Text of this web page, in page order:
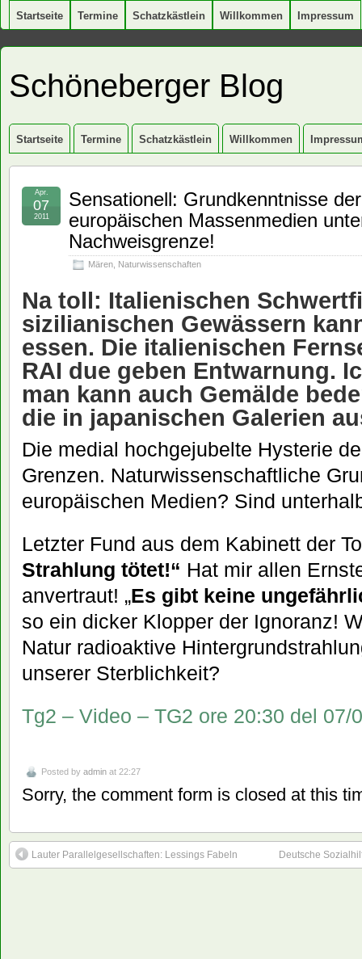
Startseite Termine Schatzkästlein Willkommen Impressum
Schöneberger Blog
Startseite Termine Schatzkästlein Willkommen
Sensationell: Grundkenntnisse
europäischen Massenmedien
Nachweisgrenze!
Mären Naturwissenschaften
Apr.
07
2011
Na toll: Italienischen
sizilianischen Gewässern
essen. Die italienischen
RAI due geben Entwarnung.
man kann auch Gemälde
die in japanischen Galerien
Die medial hochgejubelte Hysterie
Grenzen. Naturwissenschaftliche
europäischen Medien? Sind
Letzter Fund aus dem Kabinett der
Strahlung tötet!“ Hat mir allen
anvertraut! „Es gibt keine
so ein dicker Klopper der Ignoranz!
Natur radioaktive
unserer Sterblichkeit?
Tg2 – Video – TG2 ore 20:30 del 07/
Posted by admin at 22:27
Sorry, the comment form is closed at this
Lauter Parallelgesellschaften: Lessings Fabeln Deutsche